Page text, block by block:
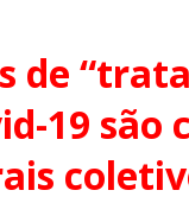
de
19 são